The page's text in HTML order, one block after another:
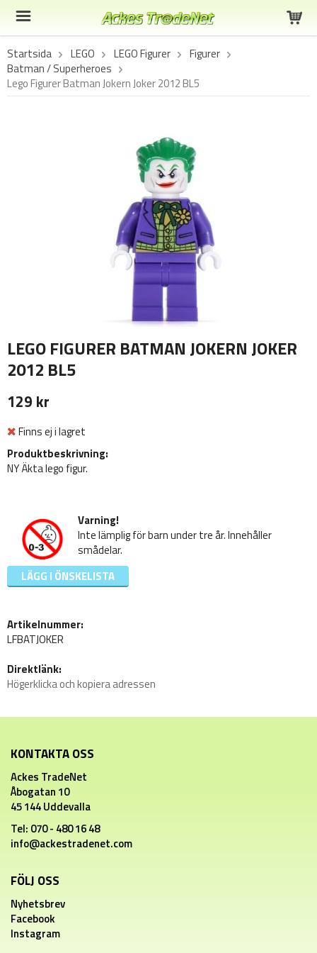
Startsida LEGO LEGO Figurer
Figurer
Batman / Superheroes
Lego Figurer Batman Jokern Joker 2012 BL5
LEGO FIGURER BATMAN JOKERN JOKER
2012 BL5
129 kr
Finns ej i lagret
Produktbeskrivning:
NY Äkta lego figur.
Varning!
Inte lämplig för barn under tre år. Innehåller
smådelar.
LÄGG I ÖNSKELISTA
Artikelnummer:
LFBATJOKER
Direktlänk:
Högerklicka och kopiera adressen
KONTAKTA OSS
Ackes TradeNet
Åbogatan 10
45 144 Uddevalla
Tel: 070 - 480 16 48
info@ackestradenet.com
FÖLJ OSS
Nyhetsbrev
Facebook
Instagram